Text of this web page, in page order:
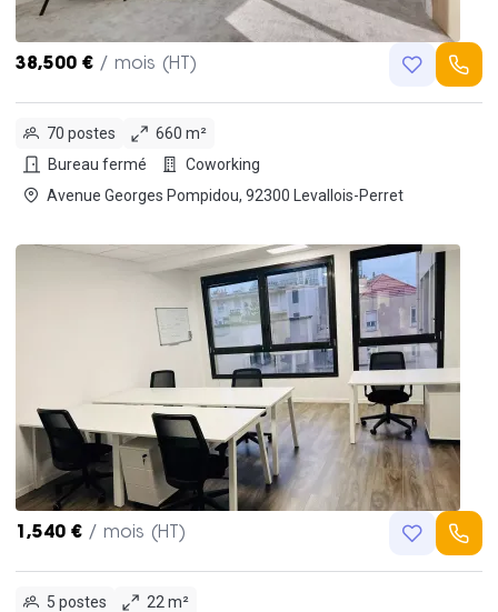
38,500 € / mois (HT)
70 postes
660 m²
Bureau fermé
Coworking
Avenue Georges Pompidou, 92300 Levallois-Perret
1,540 € / mois (HT)
5 postes
22 m²